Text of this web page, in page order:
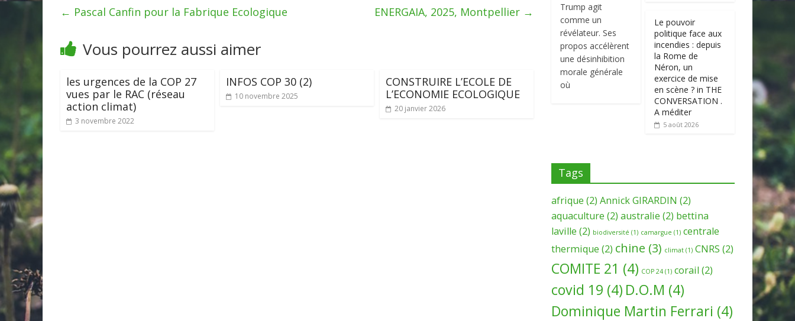
← Pascal Canfin pour la Fabrique Ecologique ENERGAIA, 2025, Montpellier →
Vous pourrez aussi aimer
les urgences de la COP 27
vues par le RAC (réseau
action climat)
3 novembre 2022
INFOS COP 30 (2)
10 novembre 2025
CONSTRUIRE L’ECOLE DE
L’ECONOMIE ECOLOGIQUE
20 janvier 2026
Trump agit
comme un
révélateur. Ses
propos accélèrent
une désinhibition
morale générale
où
Le pouvoir
politique face aux
incendies : depuis
la Rome de
Néron, un
exercice de mise
en scène ? in THE
CONVERSATION .
A méditer
5 août 2026
Tags
afrique (2) Annick GIRARDIN (2)
aquaculture (2) australie (2) bettina
laville (2) biodiversité (1) camargue (1) centrale
thermique (2) chine (3) climat (1) CNRS (2)
COMITE 21 (4) COP 24 (1) corail (2)
covid 19 (4) D.O.M (4)
Dominique Martin Ferrari (4)